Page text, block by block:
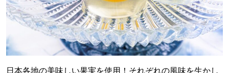
日本各地の美味しい果実を使用！それぞれの風味を生かし